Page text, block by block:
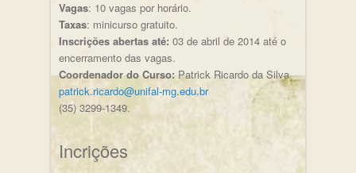
Vagas: 10 vagas por horário.
Taxas: minicurso gratuito.
Inscrições abertas até: 03 de abril de 2014 até o
encerramento das vagas.
Coordenador do Curso:Patrick Ricardo da Silva
patrick.ricardo@unifal-mg.edu.br
(35) 3299-1349.
Incrições